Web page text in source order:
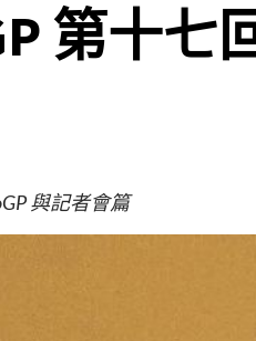
第十七
與記者會篇